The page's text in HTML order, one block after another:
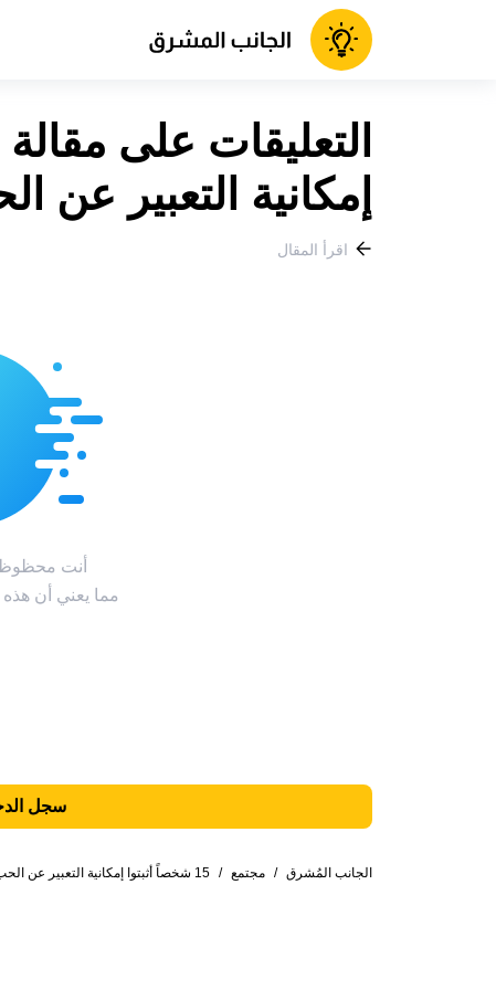
إمكانية التعبير
اقرأ المقال
أنت
مما يعني أن
سجل
الجانب المُشرق / مجتمع / 15 شخصاً أثبتوا إمكانية التعبير عن الحب بطرق متعددة